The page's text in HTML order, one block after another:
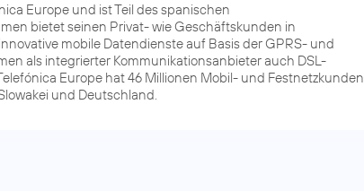
Europe und ist Teil des spanischen
bietet seinen Privat- wie Geschäftskunden in
mobile Datendienste auf Basis der GPRS- und
als integrierter Kommunikationsanbieter auch DSL-
Europe hat 46 Millionen Mobil- und Festnetzkunden
und Deutschland.